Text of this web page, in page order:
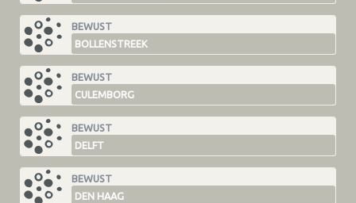
BEWUST
BOLLENSTREEK
BEWUST
CULEMBORG
BEWUST
DELFT
BEWUST
DEN HAAG